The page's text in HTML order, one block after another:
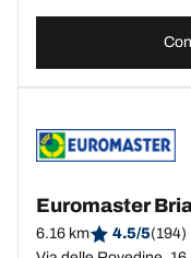
Euromaster
6.16 km 4.5/5(194)